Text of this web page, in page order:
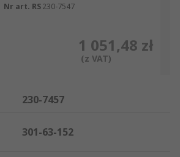
Nr art. RS230-7547
1 051,48 zł
(z VAT)
230-7457
301-63-152